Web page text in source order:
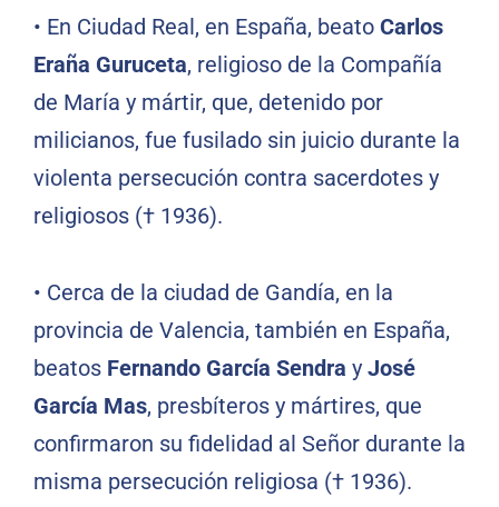
• En Ciudad Real, en España, beato Carlos
Eraña Guruceta, religioso de la Compañía
de María y mártir, que, detenido por
milicianos, fue fusilado sin juicio durante la
violenta persecución contra sacerdotes y
religiosos († 1936).
• Cerca de la ciudad de Gandía, en la
provincia de Valencia, también en España,
beatos Fernando García Sendra y José
García Mas, presbíteros y mártires, que
confirmaron su fidelidad al Señor durante la
misma persecución religiosa († 1936).